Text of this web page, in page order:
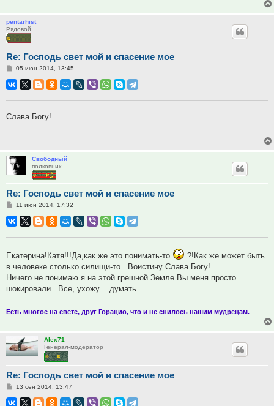
pentarhist
Рядовой
Re: Господь свет мой и спасение мое
Сообщение
05 июн 2014, 13:45
Слава Богу!
Свободный
полковник
Re: Господь свет мой и спасение мое
Сообщение
11 июн 2014, 17:32
Екатерина!Катя!!!Да,как же это понимать-то
?!Как же может быть
в человеке столько силищи-то...Воистину Слава Богу!
Ничего не понимаю я на этой грешной Земле.Вы меня просто
шокировали...Все, ухожу ...думать.
Есть многое на свете, друг Горацио, что и не снилось нашим мудрецам.
Alex71
Генерал-модератор
Re: Господь свет мой и спасение мое
Сообщение
13 сен 2014, 13:47